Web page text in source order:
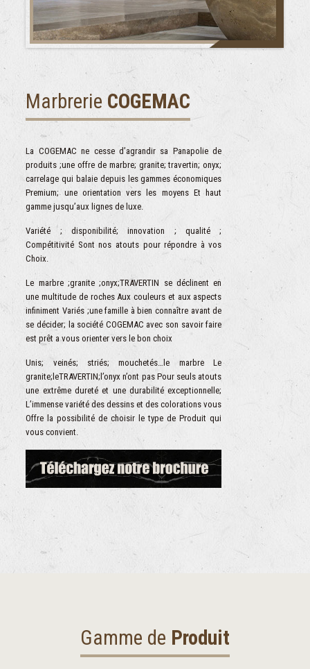
Marbrerie COGEMAC
La COGEMAC ne cesse d’agrandir sa Panapolie de
produits ;une offre de marbre; granite; travertin; onyx;
carrelage qui balaie depuis les gammes économiques
Premium; une orientation vers les moyens Et haut
gamme jusqu’aux lignes de luxe.
Variété ; disponibilité; innovation ; qualité ;
Compétitivité Sont nos atouts pour répondre à vos
Choix.
Le marbre ;granite ;onyx;TRAVERTIN se déclinent en
une multitude de roches Aux couleurs et aux aspects
infiniment Variés ;une famille à bien connaître avant de
se décider; la société COGEMAC avec son savoir faire
est prêt a vous orienter vers le bon choix
Unis; veinés; striés; mouchetés…le marbre Le
granite;leTRAVERTIN;l’onyx n’ont pas Pour seuls atouts
une extrême dureté et une durabilité exceptionnelle;
L’immense variété des dessins et des colorations vous
Offre la possibilité de choisir le type de Produit qui
vous convient.
Gamme de Produit